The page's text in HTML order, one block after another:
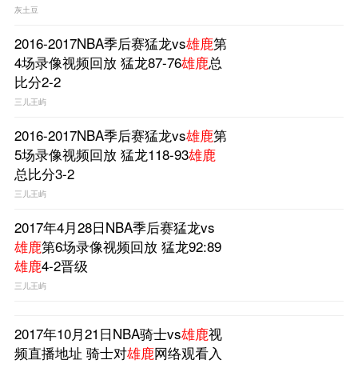
灰土豆
2016-2017NBA季后赛猛龙vs雄鹿第
4场录像视频回放 猛龙87-76雄鹿总
比分2-2
三儿王屿
2016-2017NBA季后赛猛龙vs雄鹿第
5场录像视频回放 猛龙118-93雄鹿
总比分3-2
三儿王屿
2017年4月28日NBA季后赛猛龙vs
雄鹿第6场录像视频回放 猛龙92:89
雄鹿4-2晋级
三儿王屿
2017年10月21日NBA骑士vs雄鹿视
频直播地址 骑士对雄鹿网络观看入